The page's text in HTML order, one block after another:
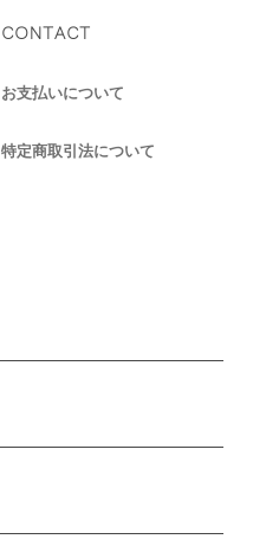
CONTACT
お支払いについて
特定商取引法について